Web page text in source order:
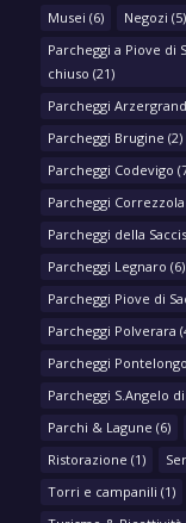
Musei (6) Negozi (5)
Parcheggi a Piove di
chiuso (21)
Parcheggi
Parcheggi Brugine (2)
Parcheggi Codevigo
Parcheggi Correzzola
Parcheggi della
Parcheggi Legnaro (6)
Parcheggi Piove di
Parcheggi Polverara
Parcheggi Pontelongo
Parcheggi S.Angelo
Parchi & Lagune (6)
Ristorazione (1)
Torri e campanili (1)